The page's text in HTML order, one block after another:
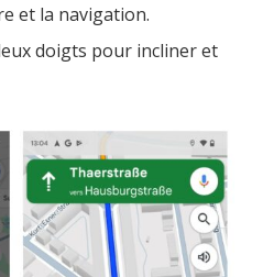
et la navigation.
doigts pour incliner et